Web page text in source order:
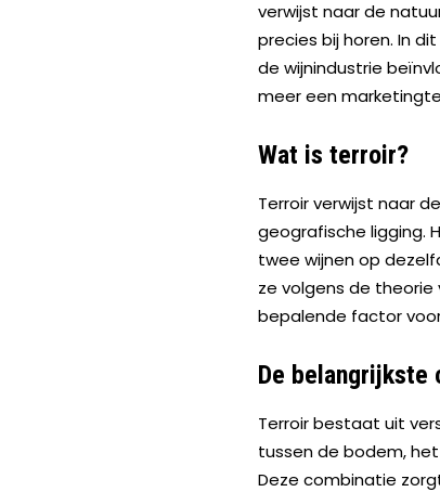
verwijst naar de
precies bij horen. In
de wijnindustrie
meer een
Wat is terroir?
Terroir verwijst naar
geografische ligging.
twee wijnen op
ze volgens de
bepalende factor
De belangrijkste
Terroir bestaat uit
tussen de bodem,
Deze combinatie